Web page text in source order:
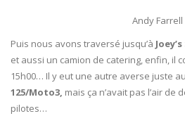
Andy Farrell
Puis nous avons traversé jusqu’à
et aussi un camion de catering, enfin, il
15h00… Il y eut une autre averse juste
125/Moto3, mais ça n’avait pas l’air de
pilotes…